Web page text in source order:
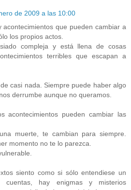
de 2009 a las 10:00
acontecimientos que pueden cambiar a
los propios actos.
compleja y está llena de cosas
terribles que escapan a
casi nada. Siempre puede haber algo
derrumbe aunque no queramos.
acontecimientos pueden cambiar las
muerte, te cambian para siempre.
momento no te lo parezca.
siento como si sólo entendiese un
hay enigmas y misterios